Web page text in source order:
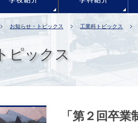
お知らせ・トピックス 工業科トピックス
ピックス
「第２回卒